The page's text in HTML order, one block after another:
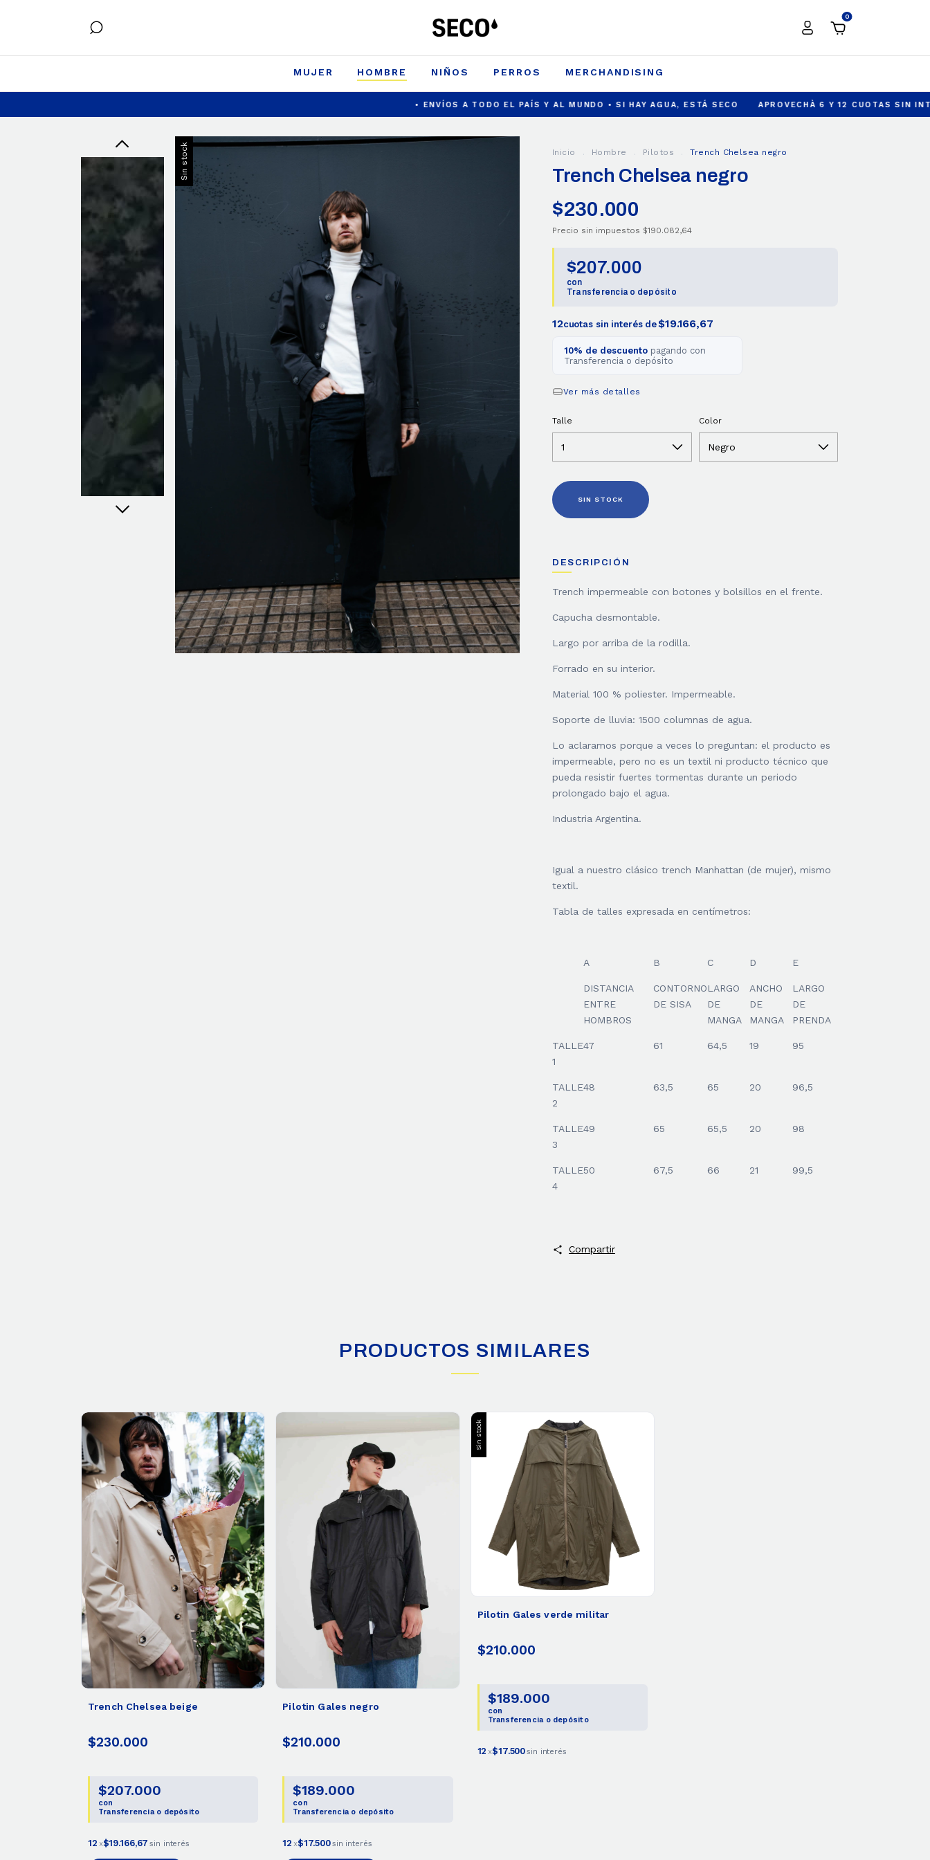
0
MUJER HOMBRE NIÑOS PERROS MERCHANDISING
• ENVÍOS A TODO EL PAÍS Y AL MUNDO • SI HAY AGUA, ESTÁ SECO APROVECHÀ 6 Y 12 CUOTAS SIN INTERES
Sin stock Inicio . Hombre . Pilotos . Trench Chelsea negro
Trench Chelsea negro
$230.000
Precio sin impuestos $190.082,64
$207.000
con
Transferencia o depósito
12cuotas sin interés de$19.166,67
10% de descuento pagando con
Transferencia o depósito
Ver más detalles
Talle Color
DESCRIPCIÓN
Trench impermeable con botones y bolsillos en el frente.
Capucha desmontable.
Largo por arriba de la rodilla.
Forrado en su interior.
Material 100 % poliester. Impermeable.
Soporte de lluvia: 1500 columnas de agua.
Lo aclaramos porque a veces lo preguntan: el producto es
impermeable, pero no es un textil ni producto técnico que
pueda resistir fuertes tormentas durante un periodo
prolongado bajo el agua.
Industria Argentina.
Igual a nuestro clásico trench Manhattan (de mujer), mismo
textil.
Tabla de talles expresada en centímetros:
A B C D E
DISTANCIA
ENTRE
HOMBROS
CONTORNO
DE SISA
LARGO
DE
MANGA
ANCHO
DE
MANGA
LARGO
DE
PRENDA
TALLE
1
47 61 64,5 19 95
TALLE
2
48 63,5 65 20 96,5
TALLE
3
49 65 65,5 20 98
TALLE
4
50 67,5 66 21 99,5
Compartir
PRODUCTOS SIMILARES
Trench Chelsea beige
$230.000
$207.000
con
Transferencia o depósito
12 x$19.166,67 sin interés
Pilotin Gales negro
$210.000
$189.000
con
Transferencia o depósito
12 x$17.500sin interés
Sin stock
Pilotin Gales verde militar
$210.000
$189.000
con
Transferencia o depósito
12 x$17.500sin interés